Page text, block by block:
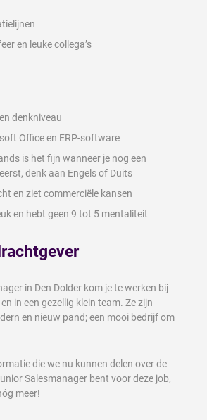
en leuke collega’s
denkniveau
Office en ERP-software
is het fijn wanneer je nog een
denk aan Engels of Duits
en ziet commerciële kansen
en hebt geen 9 tot 5 mentaliteit
in Den Dolder kom je te werken bij
in een gezellig klein team. Ze zijn
en nieuw pand; een mooi bedrijf om
die we nu kunnen delen over de
Salesmanager bent voor deze job,
meer!